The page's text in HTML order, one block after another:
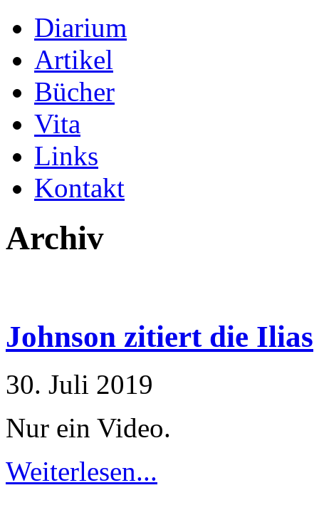
Diarium
Artikel
Bücher
Vita
Links
Kontakt
Archiv
Johnson zitiert die Ilias
30. Juli 2019
Nur ein Video.
Weiterlesen...